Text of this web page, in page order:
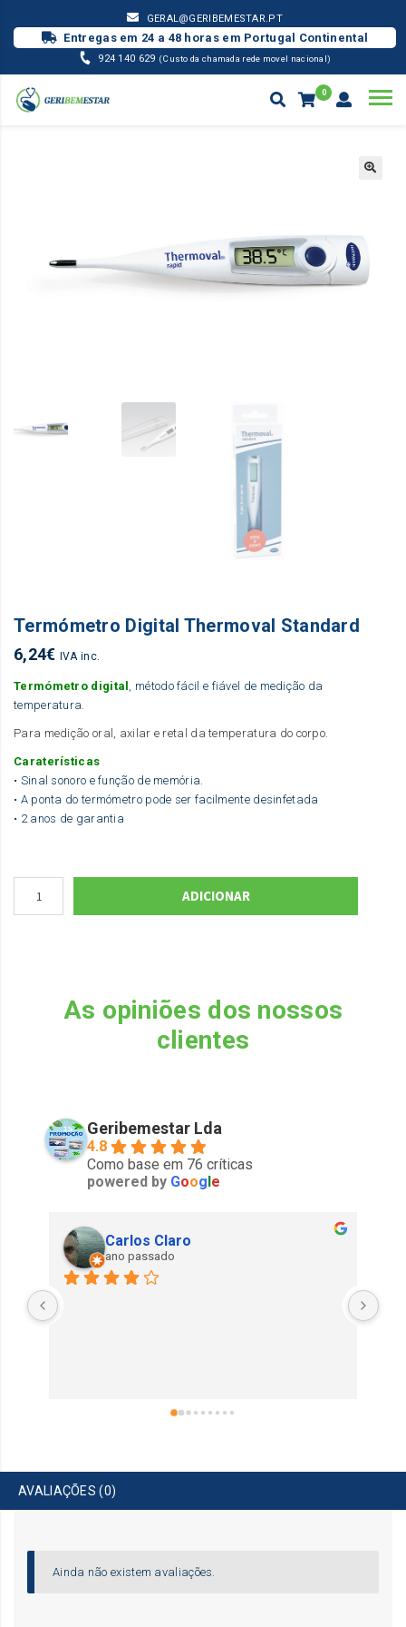
GERAL@GERIBEMESTAR.PT
Entregas em 24 a 48 horas em Portugal Continental
924 140 629 (Custo da chamada rede movel nacional)
0
MATERIAL PENSO TERMÓMETRO DIGITAL THERMOVAL STANDARD
Termómetro Digital Thermoval Standard
6,24€ IVA inc.
Termómetro digital , método fácil e fiável de medição da
temperatura.
Para medição oral, axilar e retal da temperatura do corpo.
Caraterísticas
• Sinal sonoro e função de memória.
• A ponta do termómetro pode ser facilmente desinfetada
• 2 anos de garantia
ADICIONAR
As opiniões dos nossos
clientes
Geribemestar Lda
4.8
Como base em 76 críticas
powered by Google
Carlos Claro
ano passado
AVALIAÇÕES (0)
Ainda não existem avaliações.